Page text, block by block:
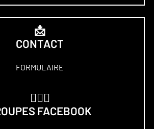
📩
CONTACT
FORMULAIRE
🏋🏻‍♀️
FACEBOOK